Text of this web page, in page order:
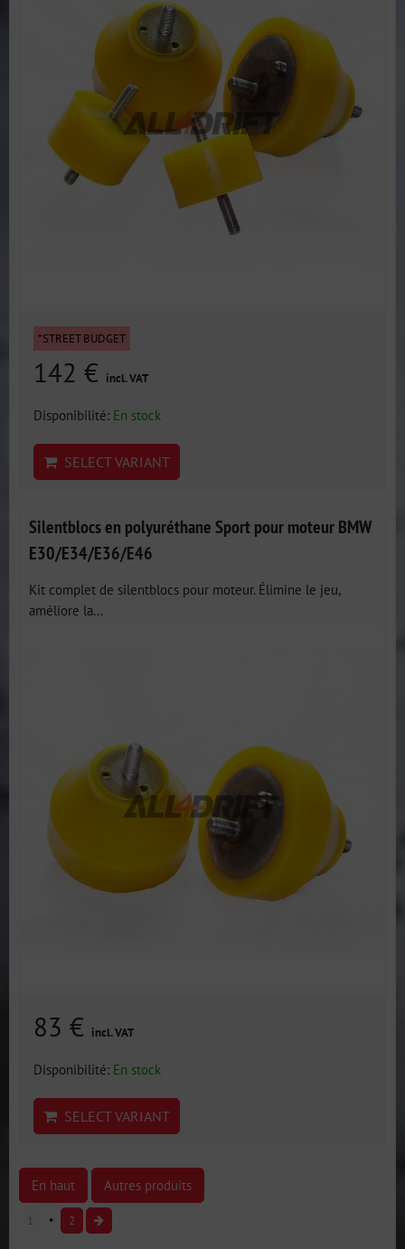
*STREET BUDGET
142 € incl. VAT
Disponibilité: En stock
SELECT VARIANT
Silentblocs en polyuréthane Sport pour moteur BMW
E30/E34/E36/E46
Kit complet de silentblocs pour moteur. Élimine le jeu,
améliore la...
83 € incl. VAT
Disponibilité: En stock
SELECT VARIANT
En haut Autres produits
1 2